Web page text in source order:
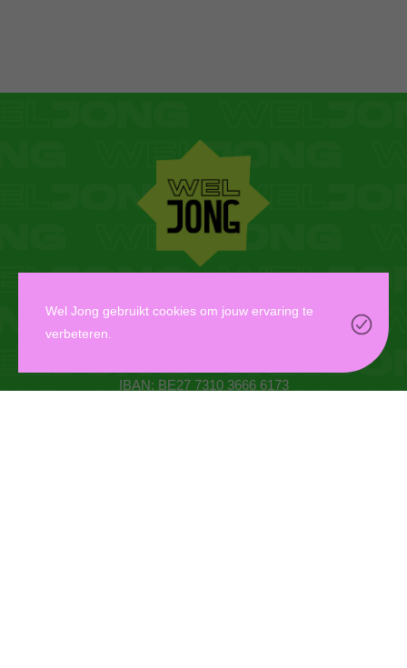
IBAN: BE27 7310 3666 6173
Wel Jong gebruikt cookies om jouw ervaring te
verbeteren.